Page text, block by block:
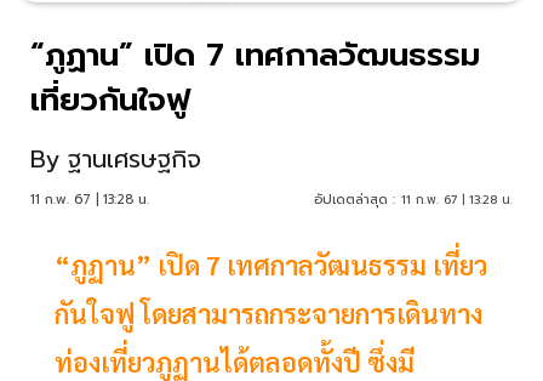
“ภูฏาน” เปิด 7 เทศกาลวัฒนธรรม
เที่ยวกันใจฟู
By ฐานเศรษฐกิจ
11 ก.พ. 67 | 13:28 น. อัปเดตล่าสุด : 11 ก.พ. 67 | 13:28 น.
“ภูฏาน” เปิด 7 เทศกาลวัฒนธรรม เที่ยว
กันใจฟู โดยสามารถกระจายการเดินทาง
ท่องเที่ยวภูฏานได้ตลอดทั้งปี ซึ่งมี